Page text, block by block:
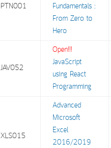
PTN001
Fundamentals :
From Zero to
Hero
JAV052
Open!!!
JavaScript
using React
Programming
XLS015
Advanced
Microsoft
Excel
2016/2019